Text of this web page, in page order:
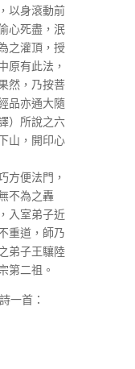
以身滾動前
心死盡，泯
之灌頂，授
原有此法，
然，乃按菩
品亦通大隨
）所說之六
山，開印心
便法門，
不為之轟
入室弟子近
重道，師乃
弟子王驤陸
第二祖。
一首：